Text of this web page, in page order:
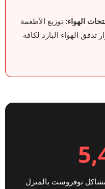
الهواء: توزيع الأطعمة
الهواء البارد لكافة
نوفروست بالمنزل